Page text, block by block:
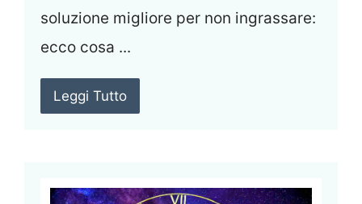
soluzione migliore per non ingrassare:
ecco cosa ...
Leggi Tutto